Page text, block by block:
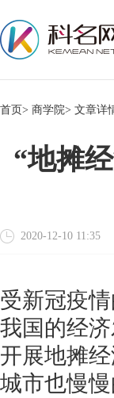
首页> 商学院> 文章详
“地摊
2020-12-10 11:35
受新冠疫
我国的经
开展地摊
城市也慢